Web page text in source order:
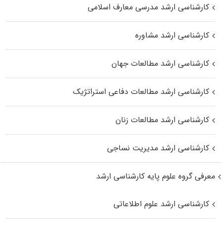
کارشناسی ارشد مدرسی معارف اسلامی
کارشناسی ارشد مشاوره
کارشناسی ارشد مطالعات جهان
کارشناسی ارشد مطالعات دفاعی استراتژیک
کارشناسی ارشد مطالعات زنان
کارشناسی ارشد مدیریت نساجی
معرفی گروه علوم پایه کارشناسی ارشد
کارشناسی ارشد علوم اطلاعاتی